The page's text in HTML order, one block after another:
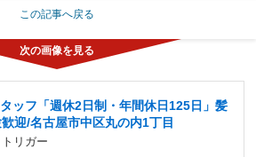
この記事へ戻る
ッフ「週休2日制・年間休日125日」髪
迎/名古屋市中区丸の内1丁目
リガー